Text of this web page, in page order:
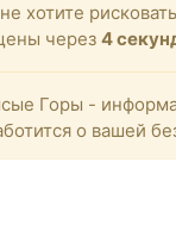
хотите
через 4
Горы -
о вашей